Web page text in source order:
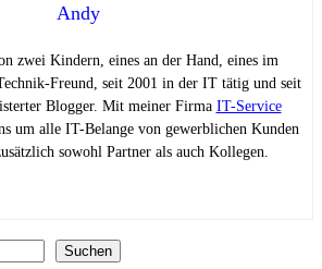
Andy
zwei Kindern, eines an der Hand, eines im
Freund, seit 2001 in der IT tätig und seit
Blogger. Mit meiner Firma IT-Service
um alle IT-Belange von gewerblichen Kunden
sowohl Partner als auch Kollegen.
Suchen